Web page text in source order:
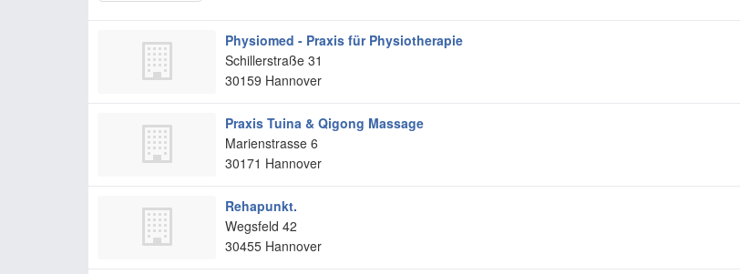
Physiomed - Praxis für Physiotherapie
Schillerstraße 31
30159 Hannover
Praxis Tuina & Qigong Massage
Marienstrasse 6
30171 Hannover
Rehapunkt.
Wegsfeld 42
30455 Hannover